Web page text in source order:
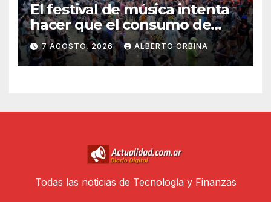
El festival de música intenta
hacer que el consumo de
drogas sea más seguro
7 AGOSTO, 2026 ALBERTO ORBINA
Todas las noticias de Tecnología y Finanzas